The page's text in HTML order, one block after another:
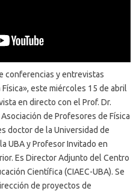
conferencias y entrevistas
este miércoles 15 de abril
en directo con el Prof. Dr.
de Profesores de Física
doctor de la Universidad de
UBA y Profesor Invitado en
Es Director Adjunto del Centro
Científica (CIAEC-UBA). Se
de proyectos de